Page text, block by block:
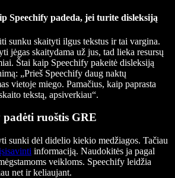
Speechify padeda, jei turite disleksiją
sunku skaityti ilgus tekstus ir tai vargina.
jėgas skaitydama už jus, tad lieka resursų
Štai kaip Speechify pakeitė disleksiją
„Prieš Speechify daug naktų
vietoje miego. Pamačius, kaip paprasta
tekstą, apsiverkiau“.
padėti ruoštis GRE
sunki dėl didelio kiekio medžiagos. Tačiau
informaciją. Naudokitės ja pagal
veikloms. Speechify leidžia
net ir keliaujant.